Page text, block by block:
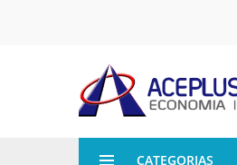
CATEGORIAS